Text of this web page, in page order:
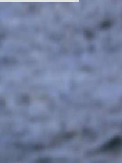
Canada